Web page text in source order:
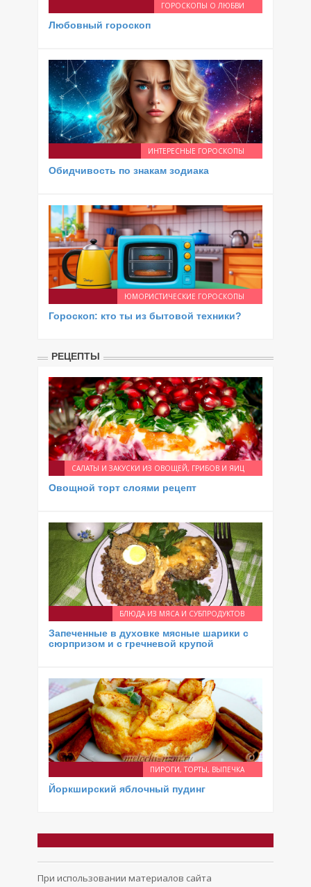
ГОРОСКОПЫ О ЛЮБВИ
Любовный гороскоп
ИНТЕРЕСНЫЕ ГОРОСКОПЫ
Обидчивость по знакам зодиака
ЮМОРИСТИЧЕСКИЕ ГОРОСКОПЫ
Гороскоп: кто ты из бытовой техники?
РЕЦЕПТЫ
САЛАТЫ И ЗАКУСКИ ИЗ ОВОЩЕЙ, ГРИБОВ И ЯИЦ
Овощной торт слоями рецепт
БЛЮДА ИЗ МЯСА И СУБПРОДУКТОВ
Запеченные в духовке мясные шарики с
сюрпризом и с гречневой крупой
ПИРОГИ, ТОРТЫ, ВЫПЕЧКА
Йоркширский яблочный пудинг
При использовании материалов сайта